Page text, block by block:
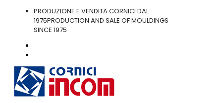
PRODUZIONE E VENDITA CORNICI DAL
1975PRODUCTION AND SALE OF MOULDINGS
SINCE 1975